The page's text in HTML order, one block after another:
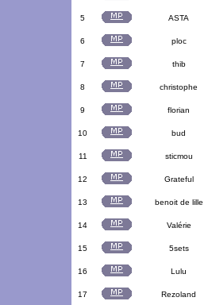
5 ASTA
6 ploc
7 thib
8 christophe
9 florian
10 bud
11 sticmou
12 Grateful
13 benoit de lille
14 Valérie
15 5sets
16 Lulu
17 Rezoland